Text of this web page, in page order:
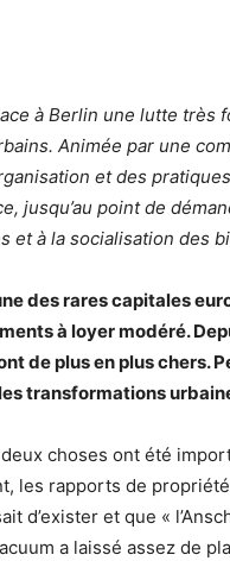
à Berlin une lutte très
Animée par une
et des
jusqu’au point de
et à la socialisation des
des rares capitales
à loyer modéré.
de plus en plus chers.
transformations
choses ont été
les rapports de
d’exister et que «
a laissé assez de